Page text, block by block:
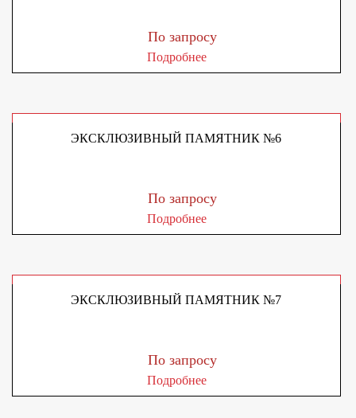
По запросу
Подробнее
ЭКСКЛЮЗИВНЫЙ ПАМЯТНИК №6
По запросу
Подробнее
ЭКСКЛЮЗИВНЫЙ ПАМЯТНИК №7
По запросу
Подробнее